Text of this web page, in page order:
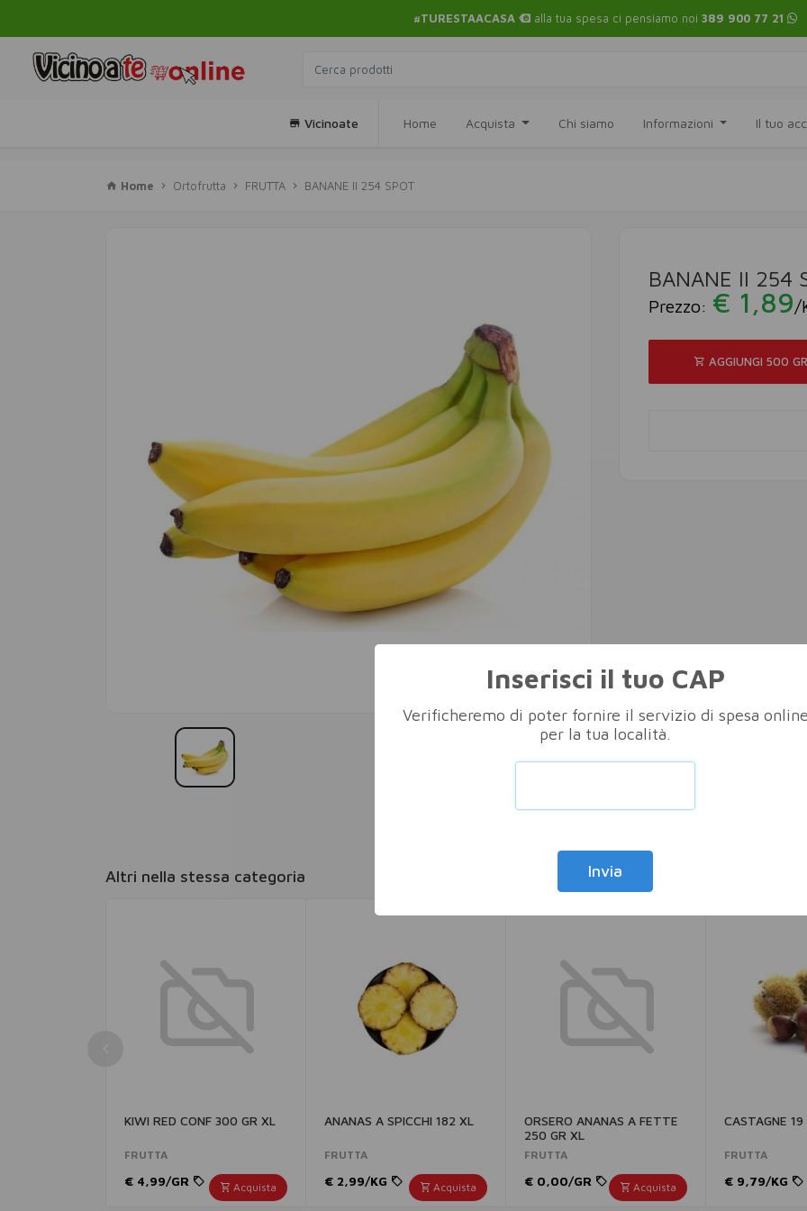
#TURESTAACASA alla tua spesa ci pensiamo noi 389 900 77 21
Vicinoate Home Acquista Chi siamo Informazioni Il tuo
Home Ortofrutta FRUTTA BANANE II 254 SPOT
BANANE II 254
Prezzo: € 1,89/
AGGIUNGI 500
Altri nella stessa categoria
KIWI RED CONF 300 GR XL
FRUTTA
Acquista
€ 4,99/GR
ANANAS A SPICCHI 182 XL
FRUTTA
Acquista
€ 2,99/KG
ORSERO ANANAS A FETTE
250 GR XL
FRUTTA
Acquista
€ 0,00/GR
CASTAGNE 19
FRUTTA
€ 9,79/KG
Inserisci il tuo CAP
Verificheremo di poter fornire il servizio di spesa
per la tua località.
Invia